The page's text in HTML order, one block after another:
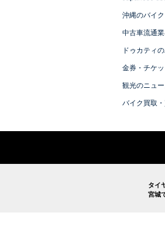
ディ
デリ
デリ
トッ
沖縄のバイ
中古車流通
ドゥカティ
金券・チケ
観光のニュ
バイク買取
タイ
宮城